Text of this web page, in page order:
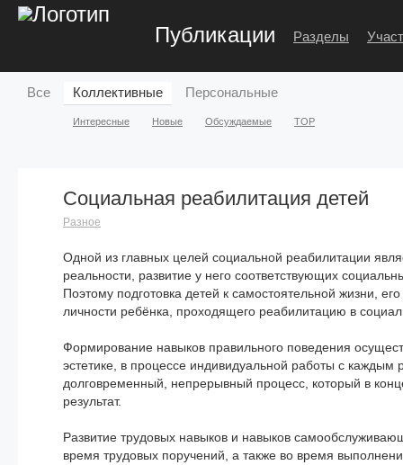
Публикации Разделы
Все Коллективные
Интересные Новые Обсуждаемые TOP
Персональные
Социальная реабилитация детей
Разное
Одной из главных целей социальной реабилитации
реальности, развитие у него соответствующих
Поэтому подготовка детей к самостоятельной жизни,
личности ребёнка, проходящего реабилитацию в
Формирование навыков правильного поведения
эстетике, в процессе индивидуальной работы с
долговременный, непрерывный процесс, который в
результат.
Развитие трудовых навыков и навыков
время трудовых поручений, а также во время